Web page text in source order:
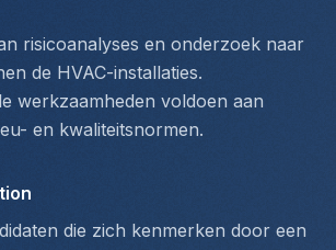
risicoanalyses en onderzoek naar
de HVAC-installaties.
werkzaamheden voldoen aan
en kwaliteitsnormen.
die zich kenmerken door een